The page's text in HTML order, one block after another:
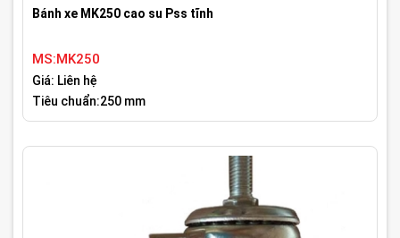
Bánh xe MK250 cao su Pss tĩnh
MS:MK250
Giá: Liên hệ
Tiêu chuẩn:250 mm